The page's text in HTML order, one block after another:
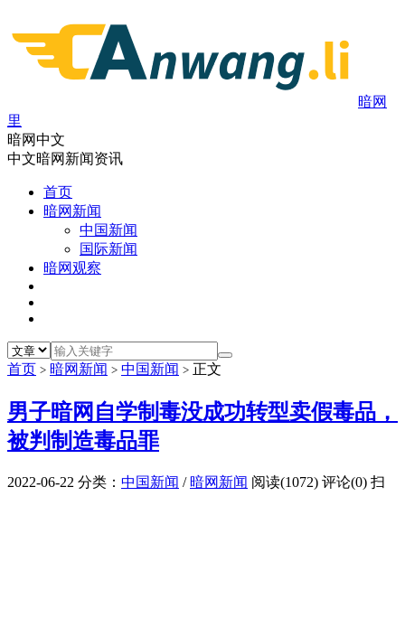
暗网
里
暗网中文
中文暗网新闻资讯
首页
暗网新闻
中国新闻
国际新闻
暗网观察
首页 > 暗网新闻 > 中国新闻 > 正文
男子暗网自学制毒没成功转型卖假毒品，
被判制造毒品罪
2022-06-22 分类： 中国新闻 / 暗网新闻 阅读(1072) 评论(0) 扫